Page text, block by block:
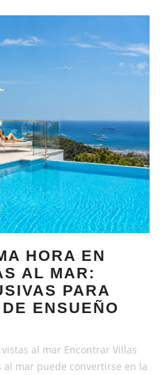
HORA EN
AL MAR:
PARA
ENSUEÑO
al mar Encontrar Villas
mar puede convertirse en la